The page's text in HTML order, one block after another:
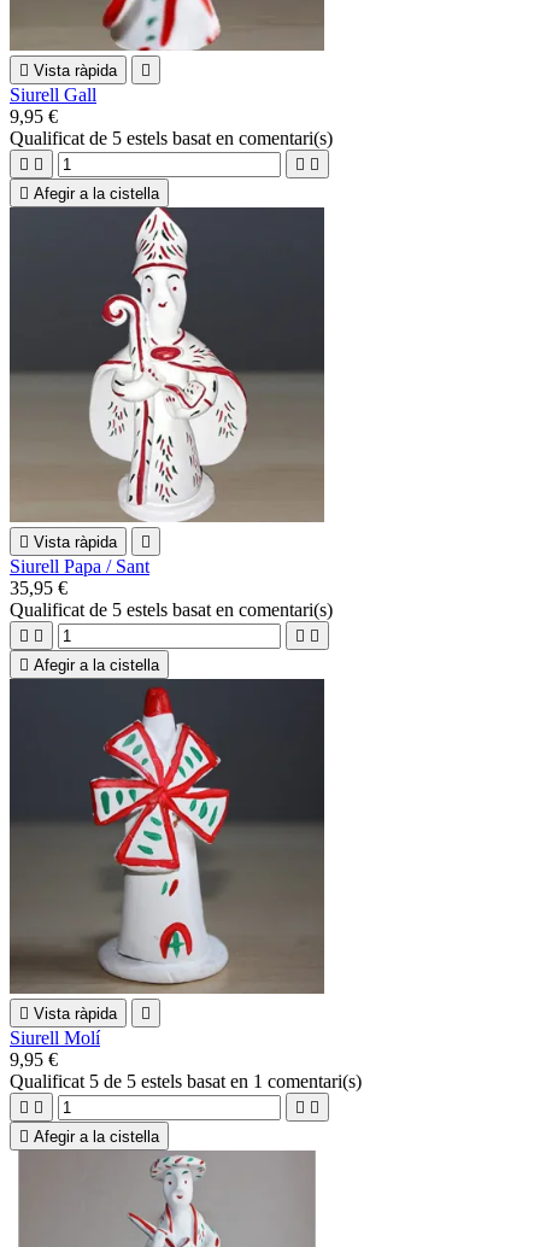
 Vista ràpida 
Siurell Gall
9,95 €
Qualificat de 5 estels basat en comentari(s)
   
 Afegir a la cistella
 Vista ràpida 
Siurell Papa / Sant
35,95 €
Qualificat de 5 estels basat en comentari(s)
   
 Afegir a la cistella
 Vista ràpida 
Siurell Molí
9,95 €
Qualificat 5 de 5 estels basat en 1 comentari(s)
   
 Afegir a la cistella